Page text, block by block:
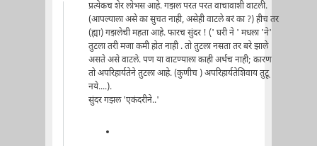
प्रत्येकच शेर लोभस आहे. गझल परत परत वाचावाशी वाटली.
(आपल्याला असे का सुचत नाही, असेही वाटले बरं का ?) हीच तर
(ह्या) गझलेची महता आहे. फारच सुंदर ! (' घरी ने ' मधला 'ने'
तुटला तरी मजा कमी होत नाही . तो तुटला नसता तर बरे झाले
असते असे वाटले. पण या वाटण्याला काही अर्थच नाही; कारण
तो अपरिहार्यतेने तुटला आहे. (कुणीच ) अपरिहार्यतेशिवाय तुटू
नये....).
सुंदर गझल 'एकंदरीने..'